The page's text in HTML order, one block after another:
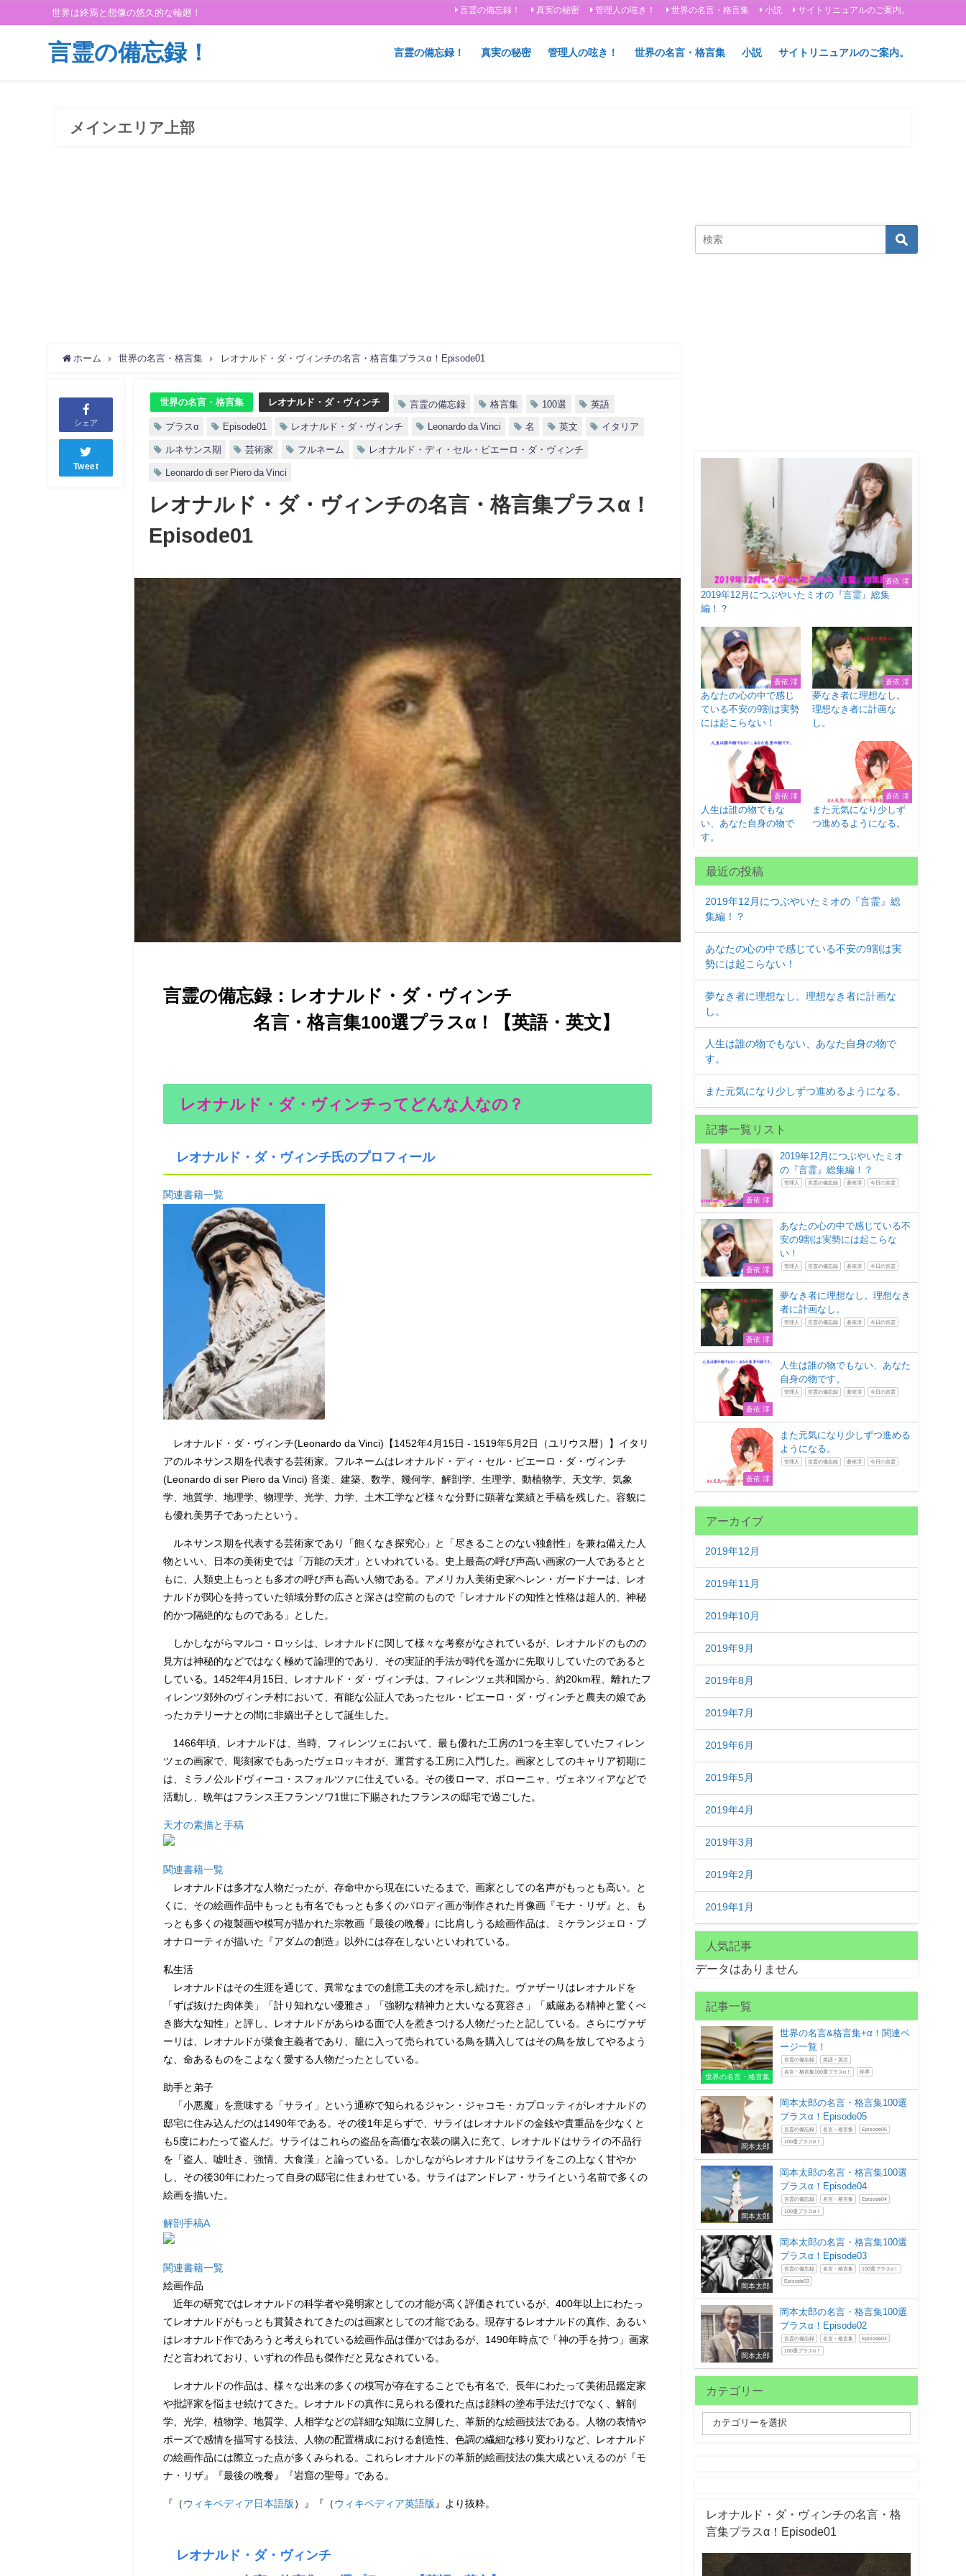
世界は終焉と想像の悠久的な輪廻！ 言霊の備忘録！ 真実の秘密 管理人の呟き！ 世界の名言・格言集 小説 サイトリニュアルのご案内。
言霊の備忘録！ 言霊の備忘録！ 真実の秘密 管理人の呟き！ 世界の名言・格言集 小説 サイトリニュアルのご案内。
メインエリア上部
ホーム 世界の名言・格言集 レオナルド・ダ・ヴィンチの名言・格言集プラスα！Episode01
シェア
Tweet
世界の名言・格言集 レオナルド・ダ・ヴィンチ 言霊の備忘録 格言集 100選 英語
プラスα Episode01 レオナルド・ダ・ヴィンチ Leonardo da Vinci 名 英文 イタリア
ルネサンス期 芸術家 フルネーム レオナルド・ディ・セル・ピエーロ・ダ・ヴィンチ
Leonardo di ser Piero da Vinci
レオナルド・ダ・ヴィンチの名言・格言集プラスα！
Episode01
言霊の備忘録：レオナルド・ダ・ヴィンチ
名言・格言集100選プラスα！【英語・英文】
レオナルド・ダ・ヴィンチってどんな人なの？
レオナルド・ダ・ヴィンチ氏のプロフィール
関連書籍一覧
レオナルド・ダ・ヴィンチ(Leonardo da Vinci)【1452年4月15日 - 1519年5月2日（ユリウス暦）】イタリ
アのルネサンス期を代表する芸術家。フルネームはレオナルド・ディ・セル・ピエーロ・ダ・ヴィンチ
(Leonardo di ser Piero da Vinci) 音楽、建築、数学、幾何学、解剖学、生理学、動植物学、天文学、気象
学、地質学、地理学、物理学、光学、力学、土木工学など様々な分野に顕著な業績と手稿を残した。容貌に
も優れ美男子であったという。
ルネサンス期を代表する芸術家であり「飽くなき探究心」と「尽きることのない独創性」を兼ね備えた人
物といい、日本の美術史では「万能の天才」といわれている。史上最高の呼び声高い画家の一人であるとと
もに、人類史上もっとも多才の呼び声も高い人物である。アメリカ人美術史家ヘレン・ガードナーは、レオ
ナルドが関心を持っていた領域分野の広さと深さは空前のもので「レオナルドの知性と性格は超人的、神秘
的かつ隔絶的なものである」とした。
しかしながらマルコ・ロッシは、レオナルドに関して様々な考察がなされているが、レオナルドのものの
見方は神秘的などではなく極めて論理的であり、その実証的手法が時代を遥かに先取りしていたのであると
している。1452年4月15日、レオナルド・ダ・ヴィンチは、フィレンツェ共和国から、約20km程、離れたフ
ィレンツ郊外のヴィンチ村において、有能な公証人であったセル・ピエーロ・ダ・ヴィンチと農夫の娘であ
ったカテリーナとの間に非嫡出子として誕生した。
1466年頃、レオナルドは、当時、フィレンツェにおいて、最も優れた工房の1つを主宰していたフィレン
ツェの画家で、彫刻家でもあったヴェロッキオが、運営する工房に入門した。画家としてのキャリア初期に
は、ミラノ公ルドヴィーコ・スフォルツァに仕えている。その後ローマ、ボローニャ、ヴェネツィアなどで
活動し、晩年はフランス王フランソワ1世に下賜されたフランスの邸宅で過ごした。
天才の素描と手稿
関連書籍一覧
レオナルドは多才な人物だったが、存命中から現在にいたるまで、画家としての名声がもっとも高い。と
くに、その絵画作品中もっとも有名でもっとも多くのパロディ画が制作された肖像画『モナ・リザ』と、も
っとも多くの複製画や模写が描かれた宗教画『最後の晩餐』に比肩しうる絵画作品は、ミケランジェロ・ブ
オナローティが描いた『アダムの創造』以外には存在しないといわれている。
私生活
レオナルドはその生涯を通じて、異常なまでの創意工夫の才を示し続けた。ヴァザーリはレオナルドを
「ずば抜けた肉体美」「計り知れない優雅さ」「強靭な精神力と大いなる寛容さ」「威厳ある精神と驚くべ
き膨大な知性」と評し、レオナルドがあらゆる面で人を惹きつける人物だったと記している。さらにヴァザ
ーリは、レオナルドが菜食主義者であり、籠に入って売られている鳥を購入してはその鳥を放してやるよう
な、命あるものをこよなく愛する人物だったとしている。
助手と弟子
「小悪魔」を意味する「サライ」という通称で知られるジャン・ジャコモ・カプロッティがレオナルドの
邸宅に住み込んだのは1490年である。その後1年足らずで、サライはレオナルドの金銭や貴重品を少なくと
も5度にわたって盗んだ。サライはこれらの盗品を高価な衣装の購入に充て、レオナルドはサライの不品行
を「盗人、嘘吐き、強情、大食漢」と論っている。しかしながらレオナルドはサライをこの上なく甘やか
し、その後30年にわたって自身の邸宅に住まわせている。サライはアンドレア・サライという名前で多くの
絵画を描いた。
解剖手稿A
関連書籍一覧
絵画作品
近年の研究ではレオナルドの科学者や発明家としての才能が高く評価されているが、400年以上にわたっ
てレオナルドがもっとも賞賛されてきたのは画家としての才能である。現存するレオナルドの真作、あるい
はレオナルド作であろうと考えられている絵画作品は僅かではあるが、1490年時点で「神の手を持つ」画家
だと言われており、いずれの作品も傑作だと見なされている。
レオナルドの作品は、様々な出来の多くの模写が存在することでも有名で、長年にわたって美術品鑑定家
や批評家を悩ませ続けてきた。レオナルドの真作に見られる優れた点は顔料の塗布手法だけでなく、解剖
学、光学、植物学、地質学、人相学などの詳細な知識に立脚した、革新的な絵画技法である。人物の表情や
ポーズで感情を描写する技法、人物の配置構成における創造性、色調の繊細な移り変わりなど、レオナルド
の絵画作品には際立った点が多くみられる。これらレオナルドの革新的絵画技法の集大成といえるのが『モ
ナ・リザ』『最後の晩餐』『岩窟の聖母』である。
『（ ウィキペディア日本語版 ）』『（ ウィキペディア英語版 』より抜粋。
レオナルド・ダ・ヴィンチ
蒼依 澪
2019年12月につぶやいたミオの『言霊』総集
編！？
蒼依 澪
あなたの心の中で感じ
ている不安の9割は実勢
には起こらない！
蒼依 澪
夢なき者に理想なし。
理想なき者に計画な
し。
蒼依 澪
人生は誰の物でもな
い、あなた自身の物で
す。
蒼依 澪
また元気になり少しず
つ進めるようになる。
最近の投稿
2019年12月につぶやいたミオの『言霊』総
集編！？
あなたの心の中で感じている不安の9割は実
勢には起こらない！
夢なき者に理想なし。理想なき者に計画な
し。
人生は誰の物でもない、あなた自身の物で
す。
また元気になり少しずつ進めるようになる。
記事一覧リスト
蒼依 澪
2019年12月につぶやいたミオ
の『言霊』総集編！？
管理人 言霊の備忘録 蒼依澪 今日の言霊
蒼依 澪
あなたの心の中で感じている不
安の9割は実勢には起こらな
い！
管理人 言霊の備忘録 蒼依澪 今日の言霊
蒼依 澪
夢なき者に理想なし。理想なき
者に計画なし。
管理人 言霊の備忘録 蒼依澪 今日の言霊
蒼依 澪
人生は誰の物でもない、あなた
自身の物です。
管理人 言霊の備忘録 蒼依澪 今日の言霊
蒼依 澪
また元気になり少しずつ進める
ようになる。
管理人 言霊の備忘録 蒼依澪 今日の言霊
アーカイブ
2019年12月
2019年11月
2019年10月
2019年9月
2019年8月
2019年7月
2019年6月
2019年5月
2019年4月
2019年3月
2019年2月
2019年1月
人気記事
データはありません
記事一覧
世界の名言・格言集
世界の名言&格言集+α！関連ペ
ージ一覧！
言霊の備忘録 英語・英文
名言・格言集100選プラスα！ 世界
岡本太郎
岡本太郎の名言・格言集100選
プラスα！Episode05
言霊の備忘録 名言・格言集 Episode05
100選プラスα！
岡本太郎
岡本太郎の名言・格言集100選
プラスα！Episode04
言霊の備忘録 名言・格言集 Episode04
100選プラスα！
岡本太郎
岡本太郎の名言・格言集100選
プラスα！Episode03
言霊の備忘録 名言・格言集 100選プラスα！
Episode03
岡本太郎
岡本太郎の名言・格言集100選
プラスα！Episode02
言霊の備忘録 名言・格言集 Episode02
100選プラスα！
カテゴリー
レオナルド・ダ・ヴィンチの名言・格
言集プラスα！Episode01